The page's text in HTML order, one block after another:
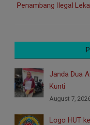
Penambang Ilegal
Janda Dua
Kunti
August 7,
Logo HUT